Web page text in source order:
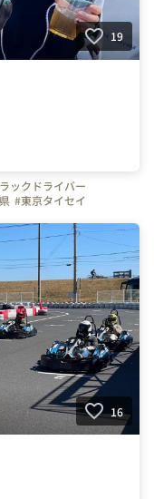
19
ックドライバー
#東京タイセイ
16